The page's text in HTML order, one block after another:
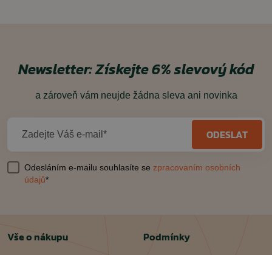
Newsletter:Získejte 6% slevový kód
a zároveň vám neujde žádna sleva ani novinka
Zadejte Váš e-mail* ODESLAT
Odesláním e-mailu souhlasíte se zpracovaním osobních
údajů*
Vše o nákupu Podmínky